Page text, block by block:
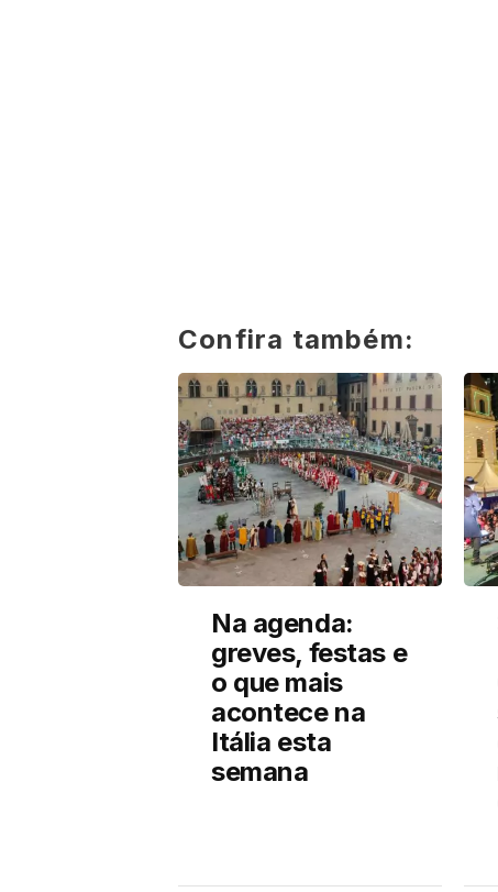
Confira também:
Na agenda:
greves, festas e
o que mais
acontece na
Itália esta
semana